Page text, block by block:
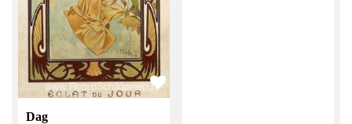
Dag